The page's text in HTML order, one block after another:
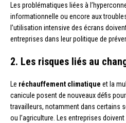
Les problématiques liées à
informationnelle ou encore aux
l’utilisation intensive des écrans
entreprises dans leur politique de
2. Les risques liés au
Le réchauffement climatique et la
canicule posent de nouveaux défis
travailleurs, notamment dans certains
ou l’agriculture. Les entreprises